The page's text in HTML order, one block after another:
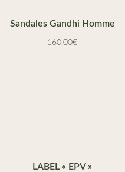
Sandales Gandhi Homme
160,00€
LABEL « EPV »